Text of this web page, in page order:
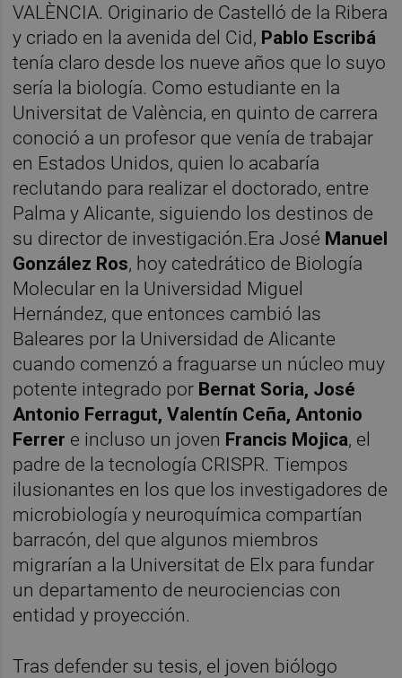
VALÈNCIA. Originario de Castelló de la Ribera
y criado en la avenida del Cid, Pablo Escribá
tenía claro desde los nueve años que lo suyo
sería la biología. Como estudiante en la
Universitat de València, en quinto de carrera
conoció a un profesor que venía de trabajar
en Estados Unidos, quien lo acabaría
reclutando para realizar el doctorado, entre
Palma y Alicante, siguiendo los destinos de
su director de investigación.Era José Manuel
González Ros, hoy catedrático de Biología
Molecular en la Universidad Miguel
Hernández, que entonces cambió las
Baleares por la Universidad de Alicante
cuando comenzó a fraguarse un núcleo muy
potente integrado por Bernat Soria, José
Antonio Ferragut, Valentín Ceña, Antonio
Ferrer e incluso un joven Francis Mojica, el
padre de la tecnología CRISPR. Tiempos
ilusionantes en los que los investigadores de
microbiología y neuroquímica compartían
barracón, del que algunos miembros
migrarían a la Universitat de Elx para fundar
un departamento de neurociencias con
entidad y proyección.
Tras defender su tesis, el joven biólogo